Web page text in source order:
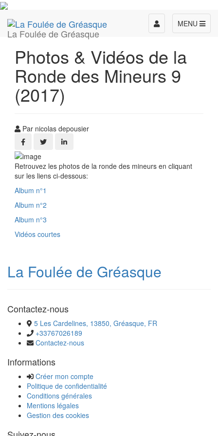
La Foulée de Gréasque
MENU
Toggle
navigation
Photos & Vidéos de la
Ronde des Mineurs 9
(2017)
Par nicolas depousier
Retrouvez les photos de la ronde des mineurs en cliquant
sur les liens ci-dessous:
Album n°1
Album n°2
Album n°3
Vidéos courtes
La Foulée de Gréasque
Contactez-nous
5 Les Cardelines, 13850, Gréasque, FR
+33767026189
Contactez-nous
Informations
Créer mon compte
Politique de confidentialité
Conditions générales
Mentions légales
Gestion des cookies